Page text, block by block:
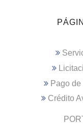
Pago
Crédito